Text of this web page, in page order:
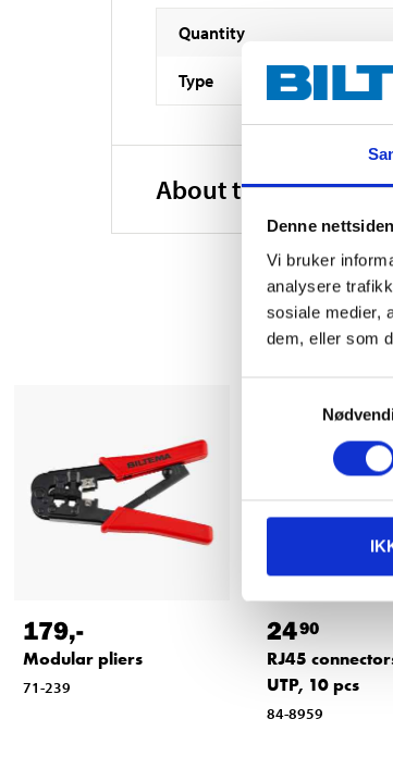
Denne
Vi bruker
analysere
sosiale medier,
dem, eller som
Quantity
Type
About the
179,-
Modular pliers
71-239
2490
RJ45
UTP, 10 pcs
84-8959